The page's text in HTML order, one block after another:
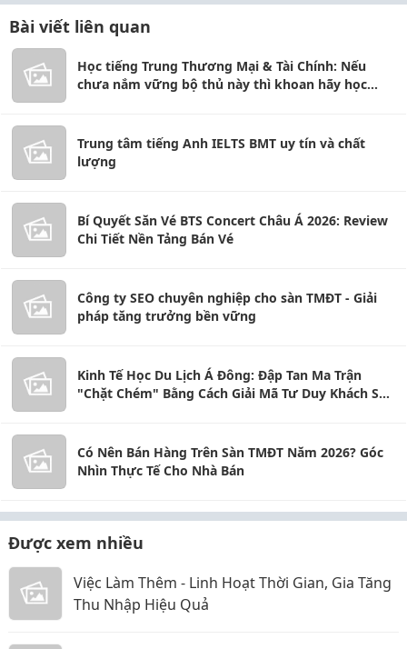
Bài viết liên quan
Học tiếng Trung Thương Mại & Tài Chính: Nếu
chưa nắm vững bộ thủ này thì khoan hãy học
Trung tâm tiếng Anh IELTS BMT uy tín và chất
lượng
Bí Quyết Săn Vé BTS Concert Châu Á 2026: Review
Chi Tiết Nền Tảng Bán Vé
Công ty SEO chuyên nghiệp cho sàn TMĐT - Giải
pháp tăng trưởng bền vững
Kinh Tế Học Du Lịch Á Đông: Đập Tan Ma Trận
"Chặt Chém" Bằng Cách Giải Mã Tư Duy Khách Sạn
Có Nên Bán Hàng Trên Sàn TMĐT Năm 2026? Góc
Nhìn Thực Tế Cho Nhà Bán
Được xem nhiều
Việc Làm Thêm - Linh Hoạt Thời Gian, Gia Tăng
Thu Nhập Hiệu Quả